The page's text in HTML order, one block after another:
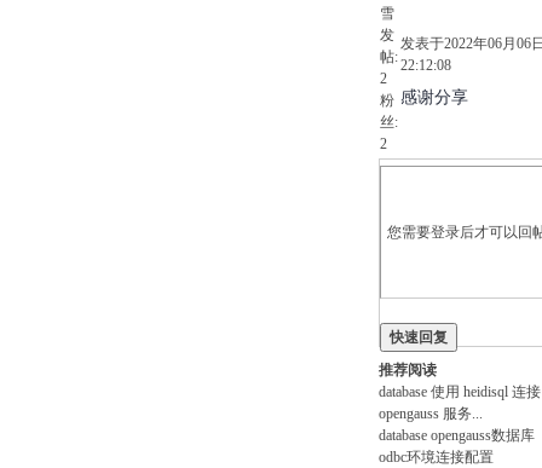
雪
发
帖:
2
粉
丝:
2
发表于2022年06月06
22:12:08
感谢分享
您需要登录后才可以回
注册
快速回复
推荐阅读
database 使用 heidisql 连接
opengauss 服务
database opengauss数据库
odbc环境连接配置